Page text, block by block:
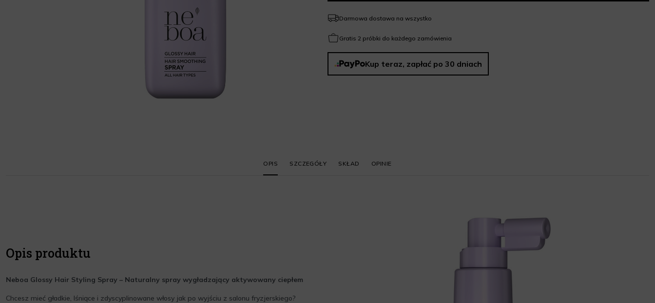
Darmowa dostawa na wszystko
Gratis 2 próbki do każdego zamówienia
Kup teraz, zapłać po 30 dniach
OPIS SZCZEGÓŁY SKŁAD OPINIE
Opis produktu
Neboa Glossy Hair Styling Spray – Naturalny spray wygładzający aktywowany ciepłem
Chcesz mieć gładkie, lśniące i zdyscyplinowane włosy jak po wyjściu z salonu fryzjerskiego?